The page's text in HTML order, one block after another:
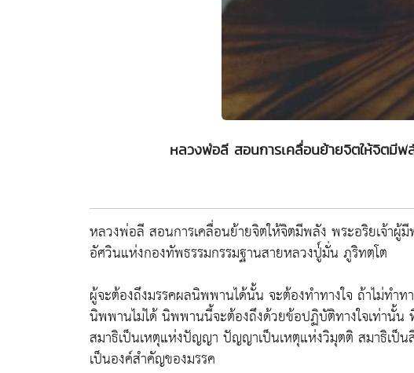
หลวงพ่อลี สอนการเคลื่อนย้ายจิตให้จิตมี
หลวงพ่อลี สอนการเคลื่อนย้ายจิตให้จิตมีพลัง พระอริยเจ้าผู้
อัศวินแห่งกองทัพธรรมกรรมฐานสายหลวงปู่์มั่น ภูริทตฺโต
ผู้จะต้องถึงมรรคผลนิพพานได้นั้น จะต้องทำทางใจ ถ้าไม่ทำ
นิพพานไม่ได้ นิพพานนี้จะต้องถึงด้วยข้อปฏิบัติทางใจเท่านั้
สมาธิเป็นเหตุแห่งปัญญา ปัญญาเป็นเหตุแห่งวิมุตติ สมาธิเ
เป็นองค์สำคัญของมรรค